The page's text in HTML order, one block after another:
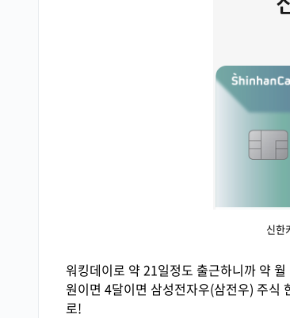
신한
워킹데이로 약 21일정도 출근하니까 약
원이면 4달이면 삼성전자우(삼전우) 주식
로!